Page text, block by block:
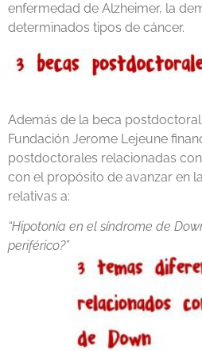
enfermedad de Alzheimer, la
determinados tipos de cáncer.
Además de la beca
Fundación Jerome Lejeune
postdoctorales relacionadas
con el propósito de avanzar en
relativas a:
“Hipotonía en el síndrome de
periférico?”